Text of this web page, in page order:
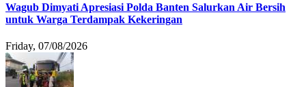
Wagub Dimyati Apresiasi Polda Banten Salurkan Air Bersih
untuk Warga Terdampak Kekeringan
Friday, 07/08/2026